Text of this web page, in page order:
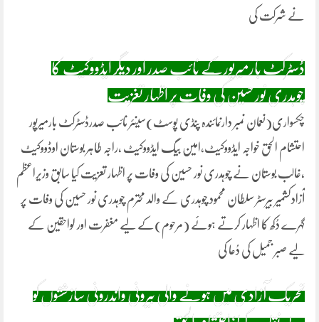
نے شرکت کی
ڈسٹرکٹ بارمیرپورکے نائب صدر اور دیگر ایڈووکیٹ کا
چوہدری نور حسین کی وفات پر اظہار تغزیت
چکسواری(نعمان نمبر دارنمائندہ پنڈی پوسٹ)سینئر نائب صدرڈسٹرکٹ بارمیرپور
احتشام الحق خواجہ ایڈووکیٹ،امین بیگ ایڈووکیٹ ،راجہ طاہر بوستان اوڈووکیٹ
،غالب بوستان نے چوہدری نور حسین کی وفات پر اظہار تعزیت کیا سابق وزیراعظم
آزادکشمیر بیرسٹر سلطان محمود چوہدری کے والد محترم چوہدری نور حسین کی وفات پر
گہرے دُکھ کا اظہار کرتے ہوئے (مرحوم)کے لیے مغفرت اور لواحقین کے
لیے صبر جمیل کی دُعا کی
تحریک آزادی میں ہونے والی بیرونی واندرونی سازششوں کو